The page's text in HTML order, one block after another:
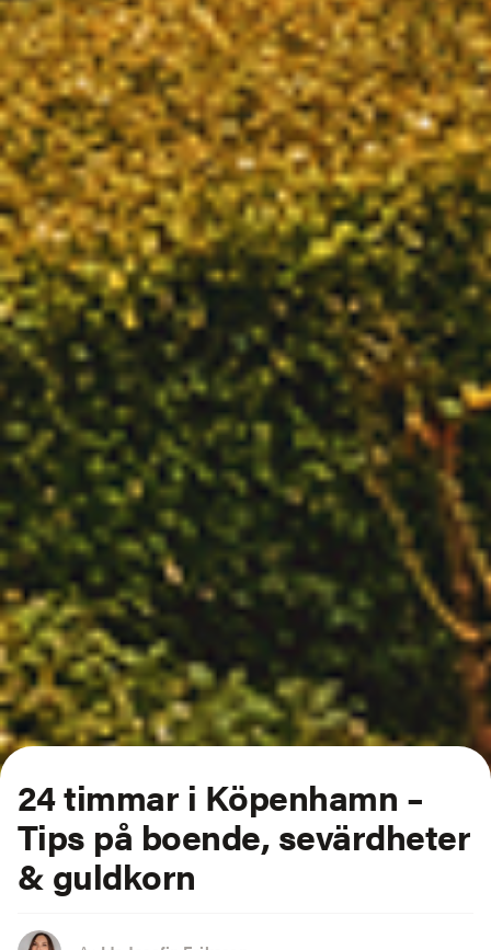
24 timmar i Köpenhamn –
Tips på boende, sevärdheter
& guldkorn